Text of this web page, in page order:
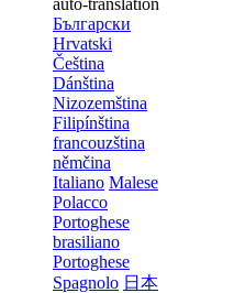
auto-translation
Български
Hrvatski
Čeština
Dánština
Nizozemština
Filipínština
francouzština
němčina
Italiano Malese
Polacco
Portoghese
brasiliano
Portoghese
Spagnolo 日本